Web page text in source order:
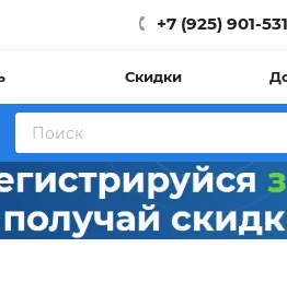
+7 (925) 901-
Скидки